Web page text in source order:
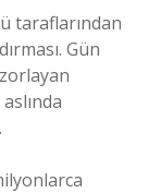
taraflarından
Gün